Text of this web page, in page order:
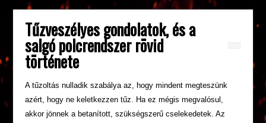
Tűzveszélyes gondolatok, és a
salgó polcrendszer rövid
története
A tűzoltás nulladik szabálya az, hogy mindent megteszünk
azért, hogy ne keletkezzen tűz. Ha ez mégis megvalósul,
akkor jönnek a betanított, szükségszerű cselekedetek. Az